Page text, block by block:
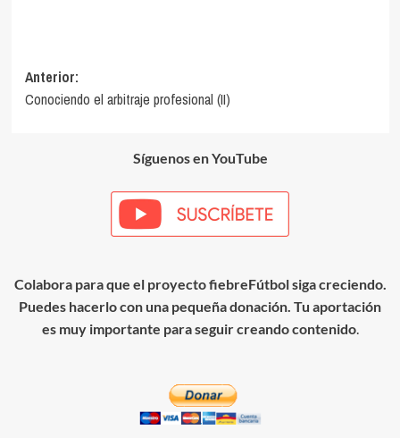
Navegación
de
Anterior:
Conociendo el arbitraje profesional (II)
Síguenos en YouTube
Colabora para que el proyecto fiebreFútbol siga creciendo.
Puedes hacerlo con una pequeña donación. Tu aportación
es muy importante para seguir creando contenido.